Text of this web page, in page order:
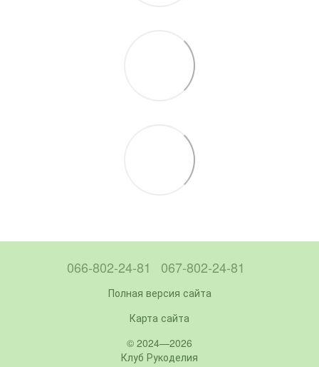
066-802-24-81 067-802-24-81
Полная версия сайта
Карта сайта
© 2024—2026
Клуб Рукоделия